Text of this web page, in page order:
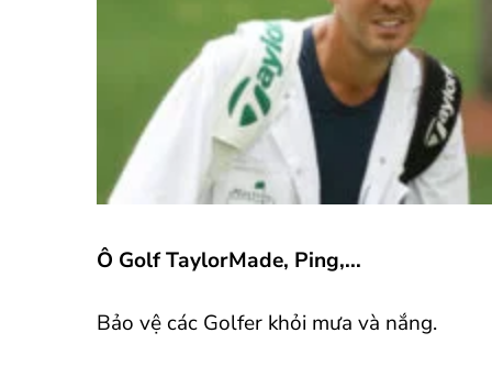
Ô Golf TaylorMade, Ping,...
Bảo vệ các Golfer khỏi mưa và nắng.